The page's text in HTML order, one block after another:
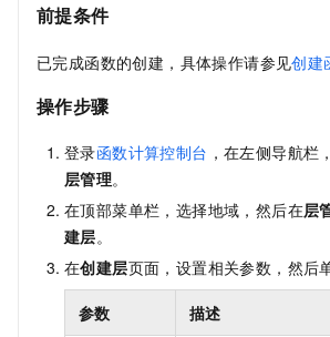
前提条件
已完成函数的创建，具体操作请参见创建
操作步骤
登录函数计算控制台 ，在左侧导航栏
层管理。
在顶部菜单栏，选择地域，然后在层
建层。
在创建层页面，设置相关参数，然后
参数 描述